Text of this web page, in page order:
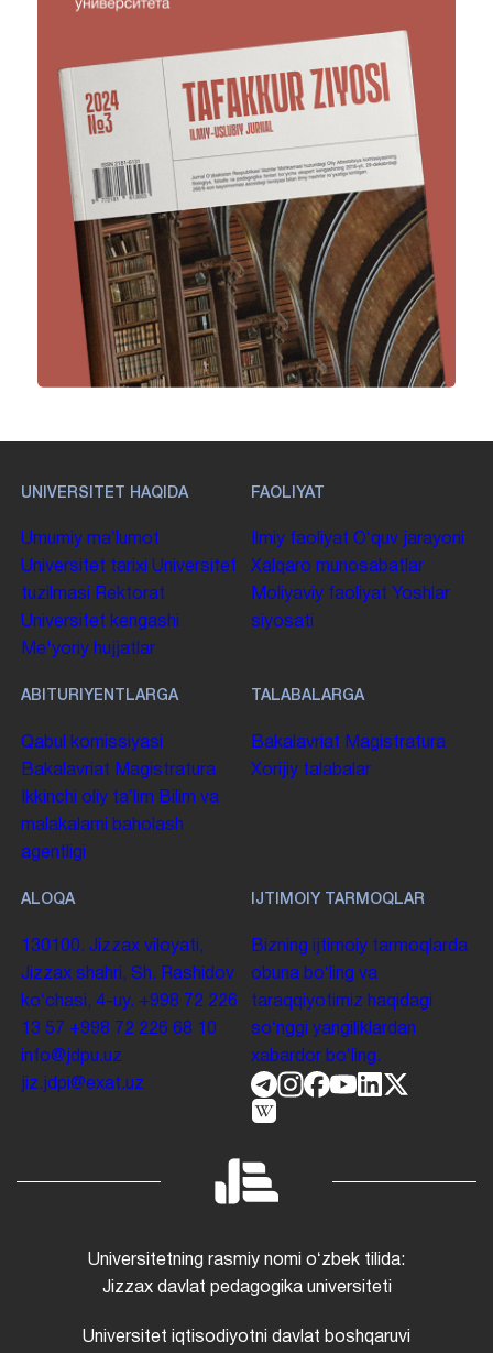
UNIVERSITET HAQIDA
Umumiy maʼlumot
Universitet tarixi Universitet
tuzilmasi
Rektorat
Universitet kengashi
Me'yoriy hujjatlar
FAOLIYAT
Ilmiy faoliyat Oʻquv jarayoni
Xalqaro munosabatlar
Moliyaviy faoliyat Yoshlar
siyosati
ABITURIYENTLARGA
Qabul komissiyasi
Bakalavriat Magistratura
Ikkinchi oliy taʼlim Bilim va
malakalarni baholash
agentligi
TALABALARGA
Bakalavriat Magistratura
Xorijiy talabalar
ALOQA
130100. Jizzax viloyati,
Jizzax shahri, Sh. Rashidov
koʻchasi, 4-uy. +998 72 226
13 57 +998 72 226 68 10
info@jdpu.uz
jiz.jdpi@exat.uz
IJTIMOIY TARMOQLAR
Bizning ijtimoiy tarmoqlarda
obuna boʻling va
taraqqiyotimiz haqidagi
soʻnggi yangiliklardan
xabardor boʻling.
Universitetning rasmiy nomi oʻzbek tilida:
Jizzax davlat pedagogika universiteti
Universitet iqtisodiyotni davlat boshqaruvi